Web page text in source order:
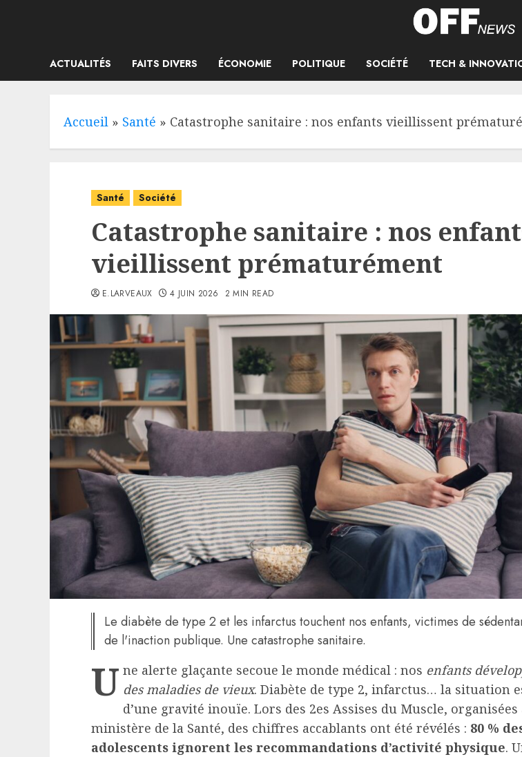
ACTUALITÉS FAITS DIVERS ÉCONOMIE POLITIQUE SOCIÉTÉ TECH &
Accueil » Santé » Catastrophe sanitaire : nos enfants vieillissent
Santé Société
Catastrophe sanitaire : nos
vieillissent prématurément
E.LARVEAUX 4 JUIN 2026 2 MIN READ
Le diabète de type 2 et les infarctus touchent nos enfants, victimes de
de l'inaction publique. Une catastrophe sanitaire.
U ne alerte glaçante secoue le monde médical : nos enfants
des maladies de vieux. Diabète de type 2, infarctus… la situation
d’une gravité inouïe. Lors des 2es Assises du Muscle, organisées
ministère de la Santé, des chiffres accablants ont été révélés : 80 %
adolescents ignorent les recommandations d’activité physique.